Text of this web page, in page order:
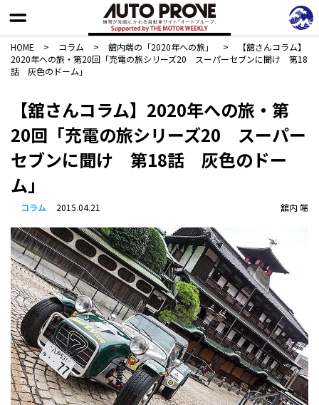
HOME > コラム > 舘内端の「2020年への旅」 >
【舘さんコラム】
2020年への旅・第20回「充電の旅シリーズ20 スーパーセブンに聞け 第18
話 灰色のドーム」
【舘さんコラム】2020年への旅・第
20回「充電の旅シリーズ20 スーパー
セブンに聞け 第18話 灰色のドー
ム」
コラム 2015.04.21 舘内 端